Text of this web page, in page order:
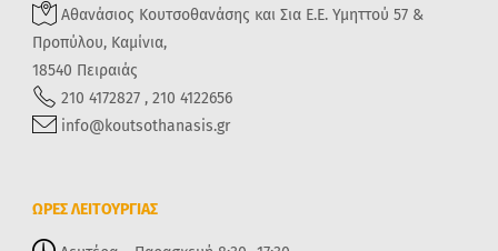
Αθανάσιος Κουτσοθανάσης και Σια Ε.Ε. Υμηττού 57 &
Προπύλου, Καμίνια,
18540 Πειραιάς
210 4172827 , 210 4122656
info@koutsothanasis.gr
ΩΡΕΣ ΛΕΙΤΟΥΡΓΙΑΣ